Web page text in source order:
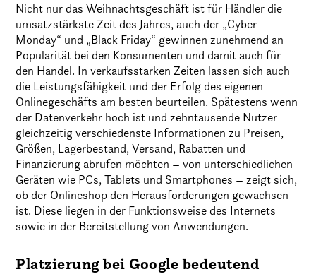
Nicht nur das Weihnachtsgeschäft ist für Händler die
umsatzstärkste Zeit des Jahres, auch der „Cyber
Monday“ und „Black Friday“ gewinnen zunehmend an
Popularität bei den Konsumenten und damit auch für
den Handel. In verkaufsstarken Zeiten lassen sich auch
die Leistungsfähigkeit und der Erfolg des eigenen
Onlinegeschäfts am besten beurteilen. Spätestens wenn
der Datenverkehr hoch ist und zehntausende Nutzer
gleichzeitig verschiedenste Informationen zu Preisen,
Größen, Lagerbestand, Versand, Rabatten und
Finanzierung abrufen möchten – von unterschiedlichen
Geräten wie PCs, Tablets und Smartphones – zeigt sich,
ob der Onlineshop den Herausforderungen gewachsen
ist. Diese liegen in der Funktionsweise des Internets
sowie in der Bereitstellung von Anwendungen.
Platzierung bei Google bedeutend